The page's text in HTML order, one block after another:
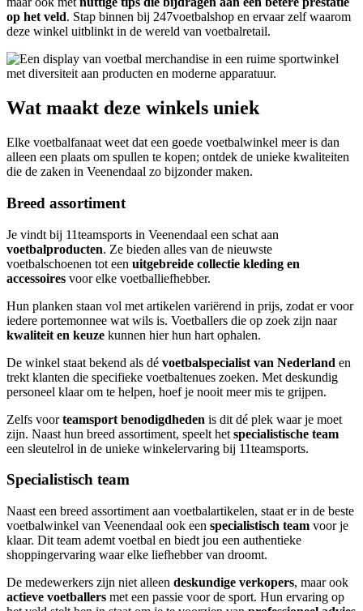
op het veld. Stap binnen bij 247voetbalshop en ervaar zelf waarom
deze winkel uitblinkt in de wereld van voetbalretail.
Wat maakt deze winkels uniek
Elke voetbalfanaat weet dat een goede voetbalwinkel meer is dan
alleen een plaats om spullen te kopen; ontdek de unieke kwaliteiten
die de zaken in Veenendaal zo bijzonder maken.
Breed assortiment
Je vindt bij 11teamsports in Veenendaal een schat aan
voetbalproducten. Ze bieden alles van de nieuwste
voetbalschoenen tot een uitgebreide collectie kleding en
accessoires voor elke voetballiefhebber.
Hun planken staan vol met artikelen variërend in prijs, zodat er voor
iedere portemonnee wat wils is. Voetballers die op zoek zijn naar
kwaliteit en keuze kunnen hier hun hart ophalen.
De winkel staat bekend als dé voetbalspecialist van Nederland en
trekt klanten die specifieke voetbaltenues zoeken. Met deskundig
personeel klaar om te helpen, hoef je nooit meer mis te grijpen.
Zelfs voorteamsport benodigdheden is dit dé plek waar je moet
zijn. Naast hun breed assortiment, speelt het specialistische team
een sleutelrol in de unieke winkelervaring bij 11teamsports.
Specialistisch team
Naast een breed assortiment aan voetbalartikelen, staat er in de beste
voetbalwinkel van Veenendaal ook een specialistisch team voor je
klaar. Dit team ademt voetbal en biedt jou een authentieke
shoppingervaring waar elke liefhebber van droomt.
De medewerkers zijn niet alleen deskundige verkopers, maar ook
actieve voetballers met een passie voor de sport. Hun ervaring op